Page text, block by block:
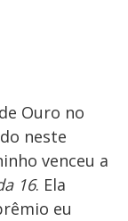
Ouro no
neste
venceu a
16. Ela
eu